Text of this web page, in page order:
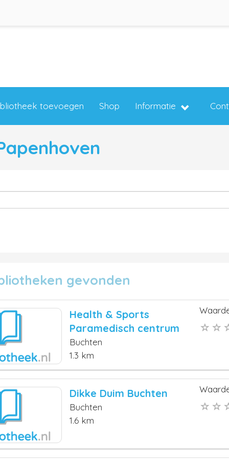
toevoegen Shop Informatie
gevonden
Health & Sports
Paramedisch centrum
Buchten
1.3 km
Dikke Duim Buchten
Buchten
1.6 km